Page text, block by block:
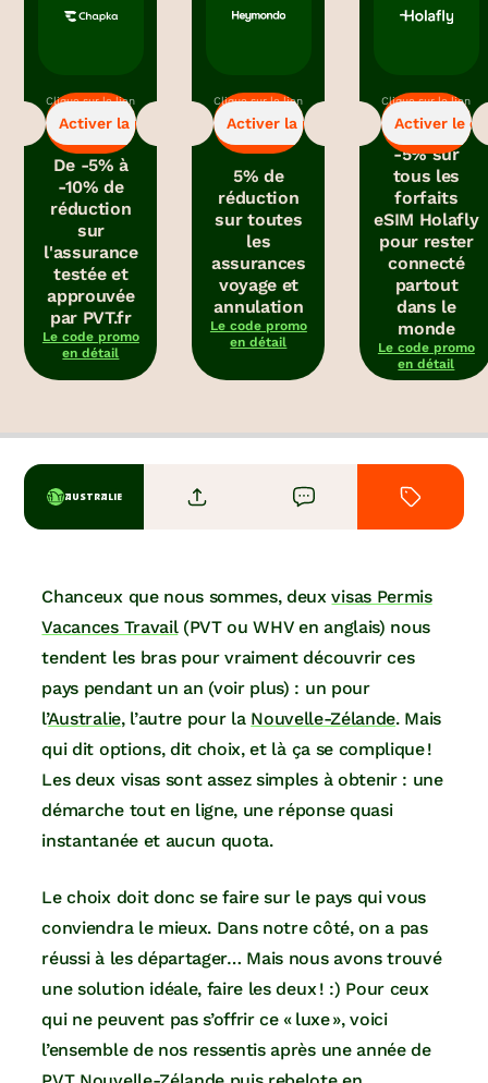
Activer la promo
-5%
Clique sur le lien
pour bénéficier
De -5% à
-10% de
réduction
sur
l'assurance
testée et
approuvée
par PVT.fr
Le code promo
en détail
Activer la promo
-5%
Clique sur le lien
pour bénéficier
5% de
réduction
sur toutes
les
assurances
voyage et
annulation
Le code promo
en détail
Activer le
-5%
Clique sur le lien
pour obtenir le
-5% sur
tous les
forfaits
eSIM Holafly
pour rester
connecté
partout
dans le
monde
Le code promo
en détail
AUSTRALIE
Chanceux que nous sommes, deuxvisas Permis
Vacances Travail(PVT ou WHV en anglais) nous
tendent les bras pour vraiment découvrir ces
pays pendant un an (voir plus) : un pour
l’Australie, l’autre pour la Nouvelle-Zélande. Mais
qui dit options, dit choix, et là ça se complique !
Les deux visas sont assez simples à obtenir : une
démarche tout en ligne, une réponse quasi
instantanée et aucun quota.
Le choix doit donc se faire sur le pays qui vous
conviendra le mieux. Dans notre côté, on a pas
réussi à les départager… Mais nous avons trouvé
une solution idéale, faire les deux ! :) Pour ceux
qui ne peuvent pas s’offrir ce « luxe », voici
l’ensemble de nos ressentis après une année de